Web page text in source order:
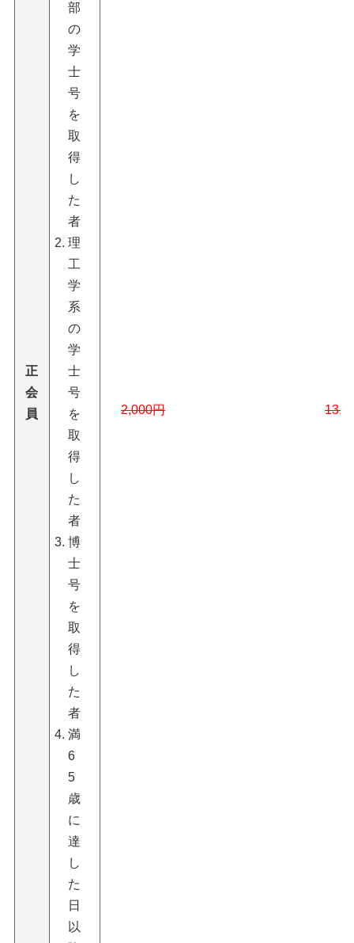
正
会
員
部
の
学
士
号
を
取
得
し
た
者
理
工
学
系
の
学
士
号
を
取
得
し
た
者
博
士
号
を
取
得
し
た
者
満
6
5
歳
に
達
し
た
日
以
2,000円